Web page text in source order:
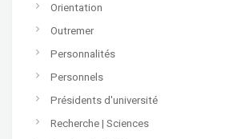
Orientation
Outremer
Personnalités
Personnels
Présidents d'université
Recherche | Sciences